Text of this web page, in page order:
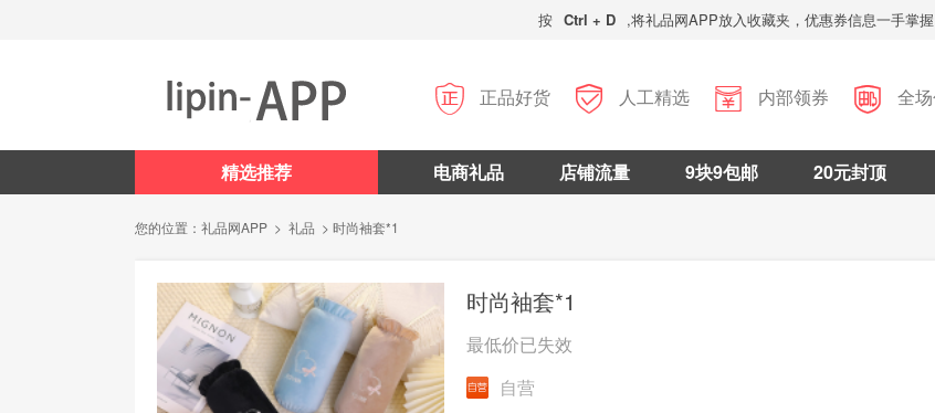
按 Ctrl + D ,将礼品网APP放入收藏夹，优惠券信息一手掌握
 正品好货  人工精选  内部领券  全
精选推荐 电商礼品 店铺流量 9块9包邮 20元封顶
您的位置： 礼品网APP > 礼品 > 时尚袖套*1
时尚袖套*1
最低价已失效
自营